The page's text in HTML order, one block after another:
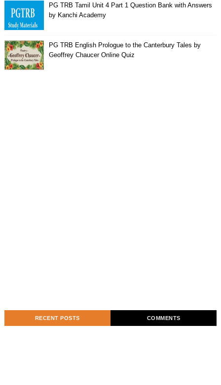
PG TRB Tamil Unit 4 Part 1 Question Bank with Answers
by Kanchi Academy
PG TRB English Prologue to the Canterbury Tales by
Geoffrey Chaucer Online Quiz
RECENT POSTS COMMENTS